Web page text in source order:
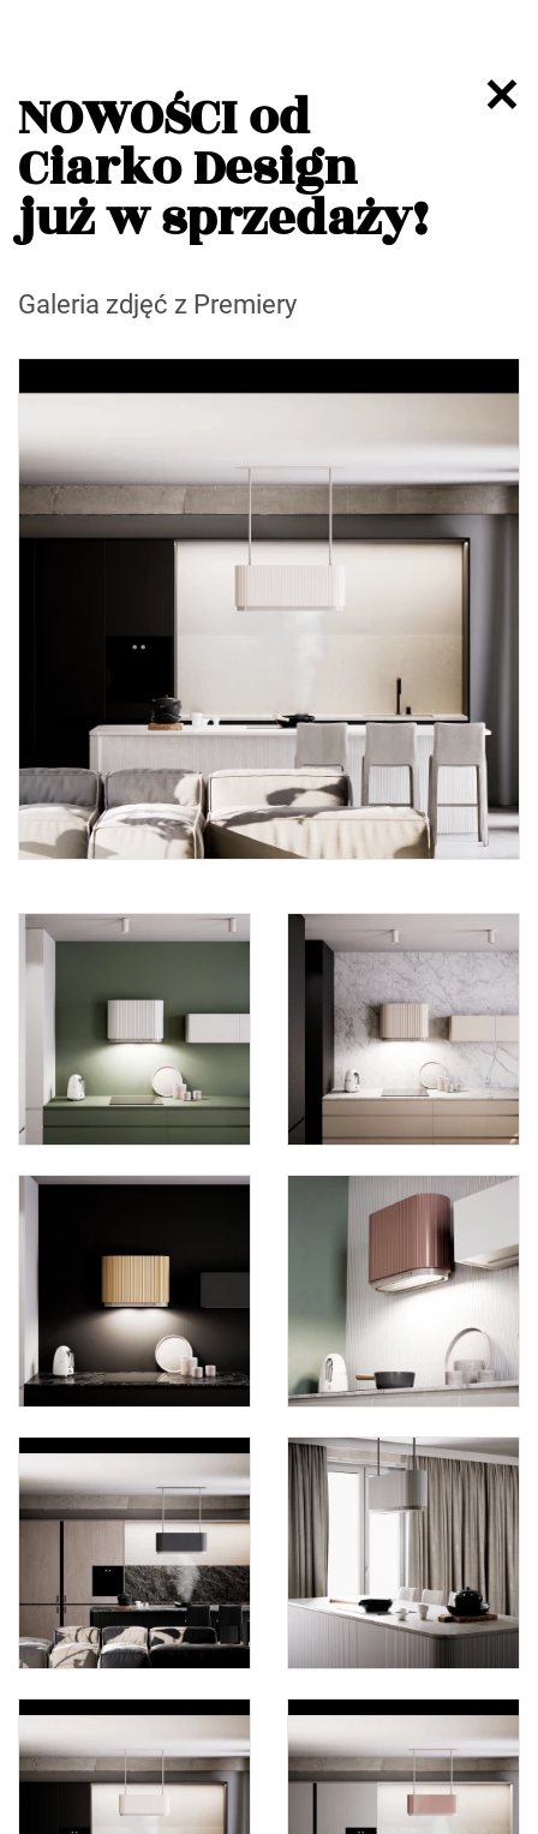
NOWOŚCI od
Ciarko Design
już w sprzedaży!
Galeria zdjęć z Premiery